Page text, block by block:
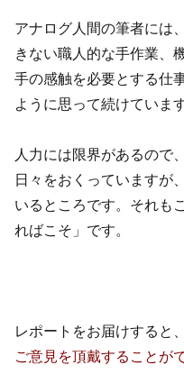
アナログ人間の筆者には
きない職人的な手作業、
手の感触を必要とする仕
ように思って続けています
人力には限界があるので
日々をおくっていますが
いるところです。それも
ればこそ」です。
レポートをお届けすると、
ご意見を頂戴することが